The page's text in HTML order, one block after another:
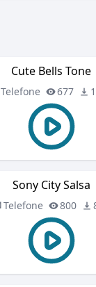
Cute Bells Tone
Telefone 677
Sony City Salsa
Telefone 800